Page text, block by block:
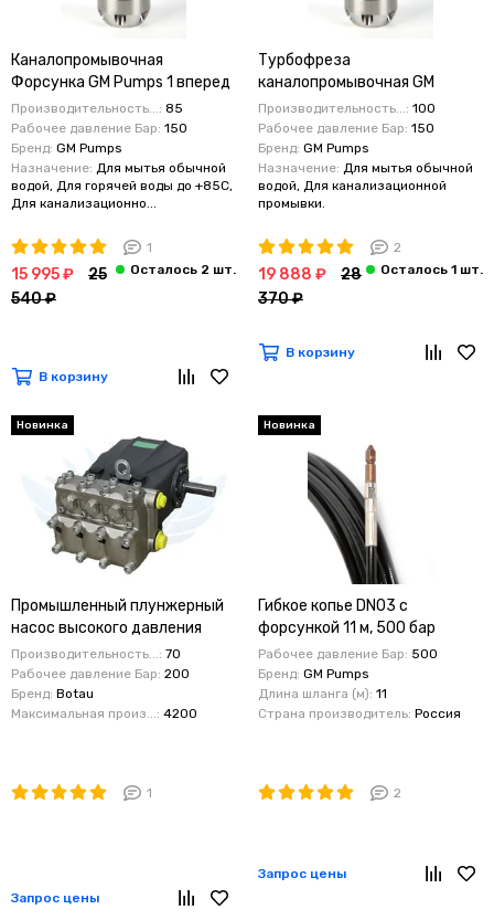
Каналопромывочная
Форсунка GM Pumps 1 вперед
6 назад 150 бар 85 литров в
мин
Производительность...: 85
Рабочее давление Бар: 150
Бренд: GM Pumps
Назначение: Для мытья обычной
водой, Для горячей воды до +85C,
Для канализационно...
1
15 995 ₽
25
540 ₽
В корзину
Турбофреза
каналопромывочная GM
Pumps 1 вперед 6 назад 150
бар 100 литров в мин
Производительность...: 100
Рабочее давление Бар: 150
Бренд: GM Pumps
Назначение: Для мытья обычной
водой, Для канализационной
промывки.
2
19 888 ₽
28
370 ₽
В корзину
Новинка
Промышленный плунжерный
насос высокого давления
Botau GT 28: 70 л/мин, 200
бар, 1450 об/мин
Производительность...: 70
Рабочее давление Бар: 200
Бренд: Botau
Максимальная произ...: 4200
1
Запрос цены
Новинка
Гибкое копье DN03 с
форсункой 11 м, 500 бар
Рабочее давление Бар: 500
Бренд: GM Pumps
Длина шланга (м): 11
Страна производитель: Россия
2
Запрос цены